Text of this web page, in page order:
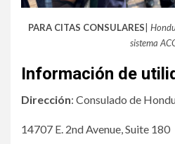
PARA CITAS CONSULARES|
sistema
Información de
Dirección: Consulado de
14707 E. 2nd Avenue, Suite 180